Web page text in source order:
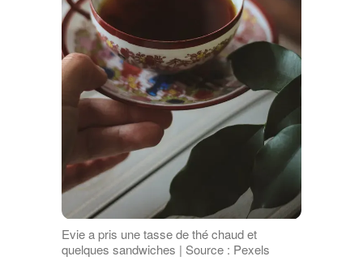
Evie a pris une tasse de thé chaud et
quelques sandwiches | Source : Pexels